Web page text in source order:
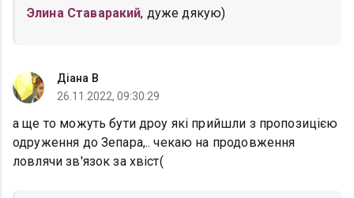
Элина Ставаракий, дуже дякую)
Діана В
26.11.2022, 09:30:29
а ще то можуть бути дроу які прийшли з пропозицією
одруження до Зепара,.. чекаю на продовження
ловлячи зв'язок за хвіст(